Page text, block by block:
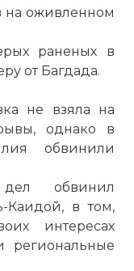
на оживленном
раненых в
от Багдада.
не взяла на
однако в
обвинили
обвинил
Каидой, в том,
интересах
региональные